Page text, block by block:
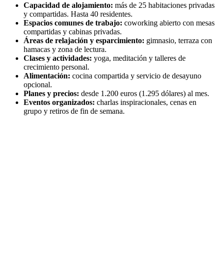
Capacidad de alojamiento: más de 25 habitaciones privadas
y compartidas. Hasta 40 residentes.
Espacios comunes de trabajo: coworking abierto con mesas
compartidas y cabinas privadas.
Áreas de relajación y esparcimiento: gimnasio, terraza con
hamacas y zona de lectura.
Clases y actividades: yoga, meditación y talleres de
crecimiento personal.
Alimentación: cocina compartida y servicio de desayuno
opcional.
Planes y precios: desde 1.200 euros (1.295 dólares) al mes.
Eventos organizados: charlas inspiracionales, cenas en
grupo y retiros de fin de semana.